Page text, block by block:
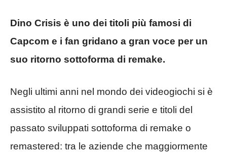
Dino Crisis è uno dei titoli più famosi di
Capcom e i fan gridano a gran voce per un
suo ritorno sottoforma di remake.
Negli ultimi anni nel mondo dei videogiochi si è
assistito al ritorno di grandi serie e titoli del
passato sviluppati sottoforma di remake o
remastered: tra le aziende che maggiormente